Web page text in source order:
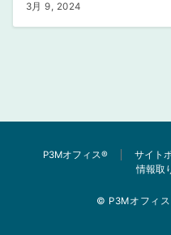
3月 9, 2024
P3Mオフィス®︎ サイト
情報取
© P3Mオフィ